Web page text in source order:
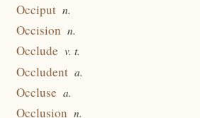
Occiput n.
Occision n.
Occlude v. t.
Occludent a.
Occluse a.
Occlusion n.